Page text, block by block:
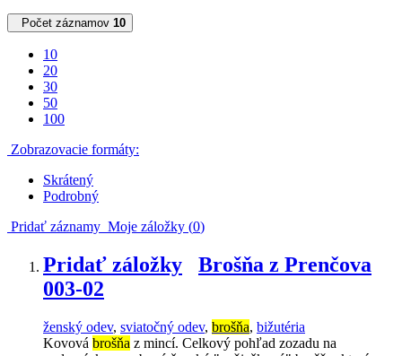
Počet záznamov 10
10
20
30
50
100
Zobrazovacie formáty:
Skrátený
Podrobný
Pridať záznamy Moje záložky (0)
Pridať záložky
Brošňa z Prenčova
003-02
ženský odev, sviatočný odev, brošňa, bižutéria
Kovová brošňa z mincí. Celkový pohľad zozadu na